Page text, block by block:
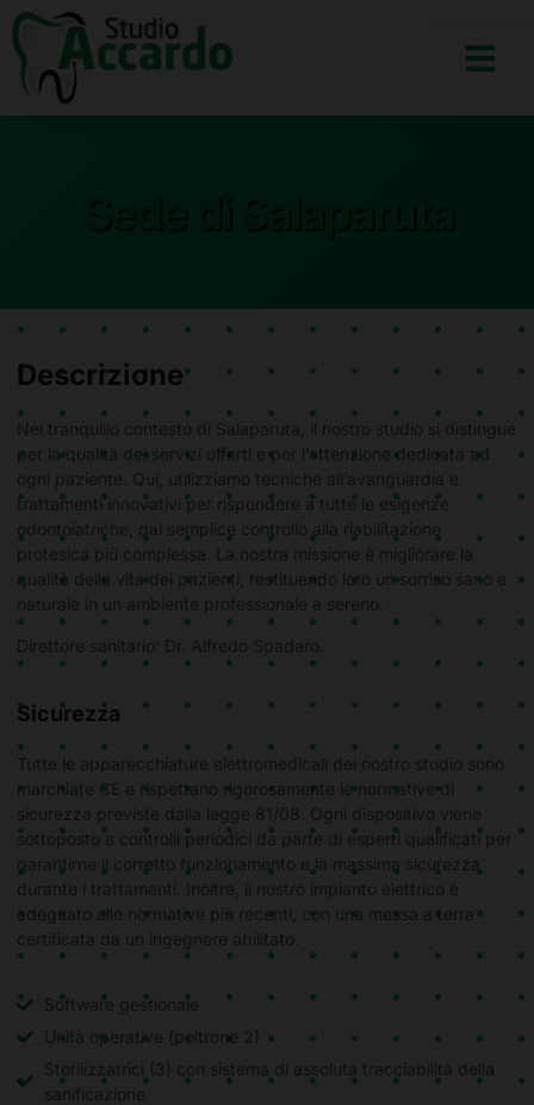
Sede di Salaparuta
Descrizione
Nel tranquillo contesto di Salaparuta, il nostro studio si distingue
per la qualità dei servizi offerti e per l’attenzione dedicata ad
ogni paziente. Qui, utilizziamo tecniche all’avanguardia e
trattamenti innovativi per rispondere a tutte le esigenze
odontoiatriche, dal semplice controllo alla riabilitazione
protesica più complessa. La nostra missione è migliorare la
qualità della vita dei pazienti, restituendo loro un sorriso sano e
naturale in un ambiente professionale e sereno.
Direttore sanitario: Dr. Alfredo Spadaro.
Sicurezza
Tutte le apparecchiature elettromedicali del nostro studio sono
marchiate CE e rispettano rigorosamente le normative di
sicurezza previste dalla legge 81/08. Ogni dispositivo viene
sottoposto a controlli periodici da parte di esperti qualificati per
garantirne il corretto funzionamento e la massima sicurezza
durante i trattamenti. Inoltre, il nostro impianto elettrico è
adeguato alle normative più recenti, con una messa a terra
certificata da un ingegnere abilitato.
Software gestionale
Unità operative (poltrone 2)
Sterilizzatrici (3) con sistema di assoluta tracciabilità della
sanificazione